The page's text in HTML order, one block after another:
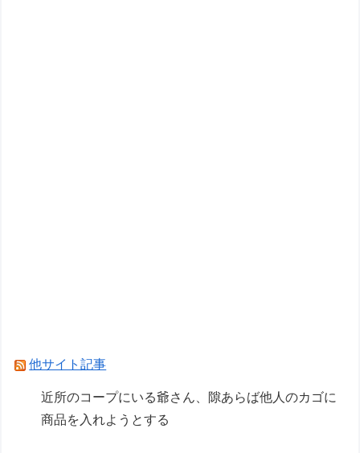
他サイト記事
近所のコープにいる爺さん、隙あらば他人のカゴに
商品を入れようとする